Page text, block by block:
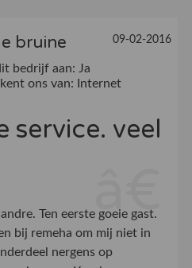
bruine 09-02-2016
bedrijf aan: Ja
ons van:
Internet
service. veel
Ten eerste goeie gast.
bij remeha om mij niet in
nergens op